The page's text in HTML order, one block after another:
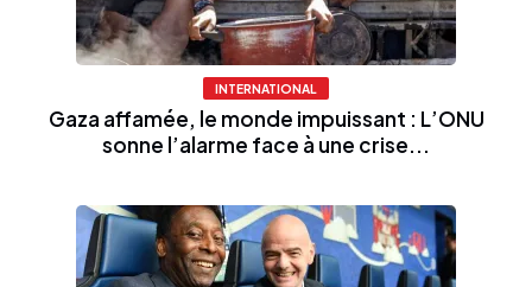
INTERNATIONAL
Gaza affamée, le monde impuissant : L’ONU
sonne l’alarme face à une crise...